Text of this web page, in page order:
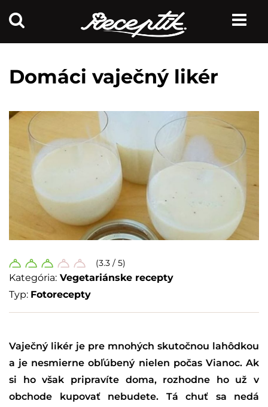
Domáci vaječný likér
(3.3 / 5)
Kategória: Vegetariánske recepty
Typ: Fotorecepty
Vaječný likér je pre mnohých skutočnou lahôdkou
a je nesmierne obľúbený nielen počas Vianoc. Ak
si ho však pripravíte doma, rozhodne ho už v
obchode kupovať nebudete. Tá chuť sa nedá